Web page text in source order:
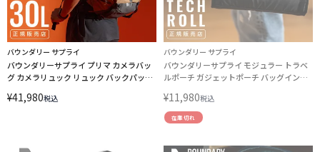
バウンダリー サプライ
バウンダリーサプライ プリマ カメラバッ
グ カメラリュック リュック バックパック
LINECPN
¥41,980税込
バウンダリー サプライ
バウンダリーサプライ モジュラー トラベ
ルポーチ ガジェットポーチ バッグインバ
Supply ts-tkrll-blk
¥11,980税込
在庫切れ